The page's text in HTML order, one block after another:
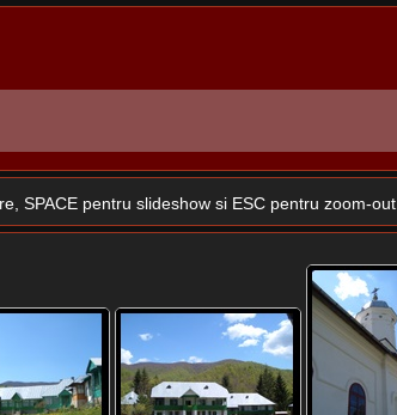
SPACE pentru slideshow si ESC pentru zoom-out.